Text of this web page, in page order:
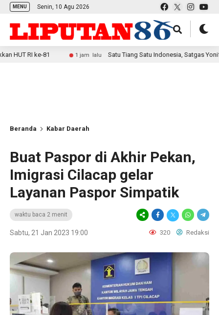
MENU Senin, 10 Agu 2026
81 1 jam lalu Satu Tiang Satu Indonesia, Satgas Yonif 2 Marinir
Beranda Kabar Daerah
Buat Paspor di Akhir Pekan,
Imigrasi Cilacap gelar
Layanan Paspor Simpatik
waktu baca 2 menit
Sabtu, 21 Jan 2023 19:00 320 Redaksi